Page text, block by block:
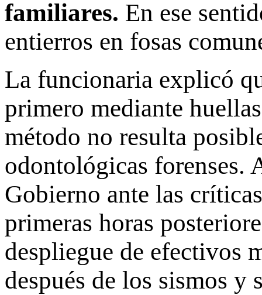
familiares. En ese
entierros en fosas
La funcionaria explicó
primero mediante
método no resulta
odontológicas forenses.
Gobierno ante las
primeras horas
despliegue de efectivos
después de los sismos y